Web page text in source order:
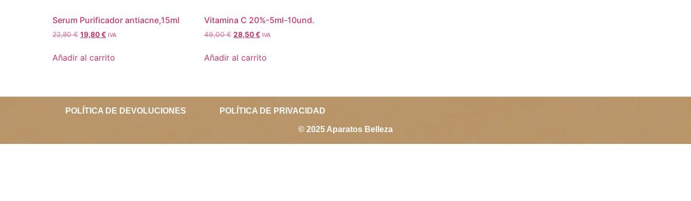
Serum Purificador antiacne,15ml
22,80€ 19,80€ IVA
Añadir al carrito
Vitamina C 20%-5ml-10und.
49,00€ 28,50€ IVA
Añadir al carrito
POLÍTICA DE DEVOLUCIONES POLÍTICA DE PRIVACIDAD
© 2025 Aparatos Belleza